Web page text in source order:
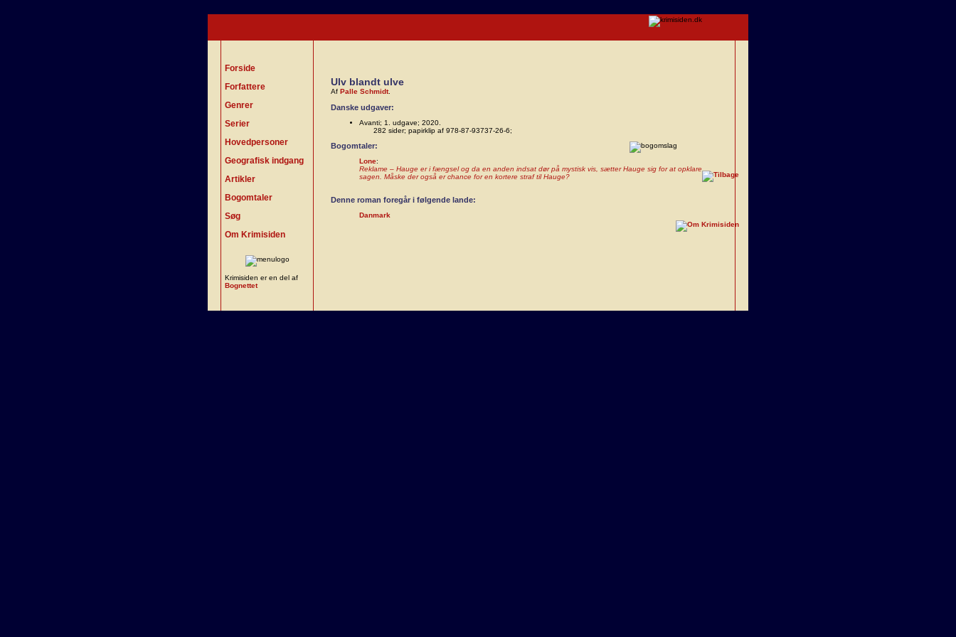
Forside
Forfattere
Genrer
Serier
Hovedpersoner
Geografisk indgang
Artikler
Bogomtaler
Søg
Om Krimisiden
Krimisiden er en del af
Bognettet
Ulv blandt ulve
Af Palle Schmidt.
Danske udgaver:
Avanti; 1. udgave; 2020.
282 sider; papirklip af 978-87-93737-26-6;
Bogomtaler:
Lone:
Reklame – Hauge er i fængsel og da en anden indsat dør på mystisk vis, sætter Hauge sig for at opklare
sagen. Måske der også er chance for en kortere straf til Hauge?
Denne roman foregår i følgende lande:
Danmark